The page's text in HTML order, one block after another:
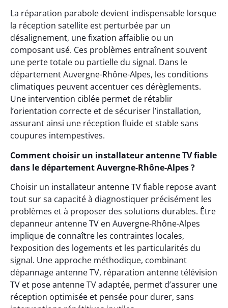
La réparation parabole devient indispensable lorsque
la réception satellite est perturbée par un
désalignement, une fixation affaiblie ou un
composant usé. Ces problèmes entraînent souvent
une perte totale ou partielle du signal. Dans le
département Auvergne-Rhône-Alpes, les conditions
climatiques peuvent accentuer ces dérèglements.
Une intervention ciblée permet de rétablir
l’orientation correcte et de sécuriser l’installation,
assurant ainsi une réception fluide et stable sans
coupures intempestives.
Comment choisir un installateur antenne TV fiable
dans le département Auvergne-Rhône-Alpes ?
Choisir un installateur antenne TV fiable repose avant
tout sur sa capacité à diagnostiquer précisément les
problèmes et à proposer des solutions durables. Être
depanneur antenne TV en Auvergne-Rhône-Alpes
implique de connaître les contraintes locales,
l’exposition des logements et les particularités du
signal. Une approche méthodique, combinant
dépannage antenne TV, réparation antenne télévision
TV et pose antenne TV adaptée, permet d’assurer une
réception optimisée et pensée pour durer, sans